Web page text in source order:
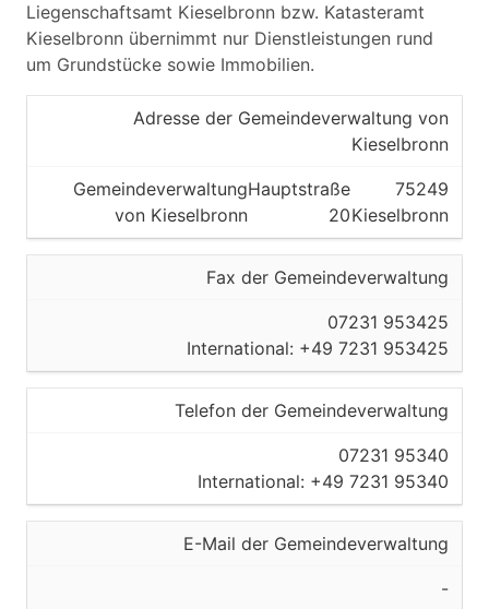
Liegenschaftsamt Kieselbronn bzw. Katasteramt
Kieselbronn übernimmt nur Dienstleistungen rund
um Grundstücke sowie Immobilien.
Adresse der Gemeindeverwaltung von
Kieselbronn
Gemeindeverwaltung
von Kieselbronn
Hauptstraße
20
75249
Kieselbronn
Fax der Gemeindeverwaltung
07231 953425
International: +49 7231 953425
Telefon der Gemeindeverwaltung
07231 95340
International: +49 7231 95340
E-Mail der Gemeindeverwaltung
-